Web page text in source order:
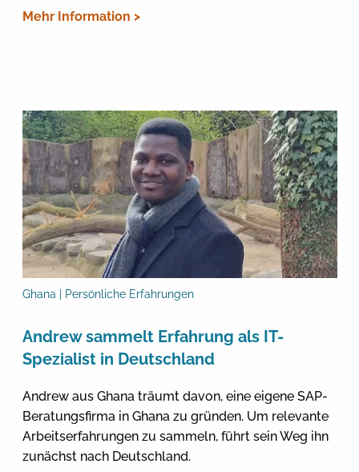
Mehr Information >
Ghana | Persönliche Erfahrungen
Andrew sammelt Erfahrung als IT-
Spezialist in Deutschland
Andrew aus Ghana träumt davon, eine eigene SAP-
Beratungsfirma in Ghana zu gründen. Um relevante
Arbeitserfahrungen zu sammeln, führt sein Weg ihn
zunächst nach Deutschland.